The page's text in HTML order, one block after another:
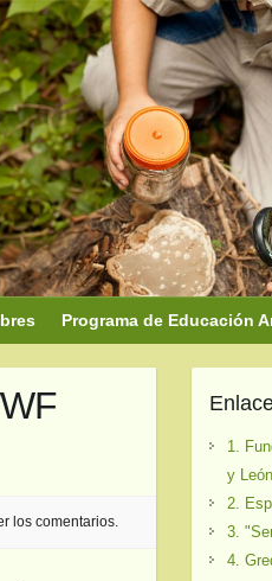
Programa de Educación
los comentarios.
1.
y León
2.
3.
4.